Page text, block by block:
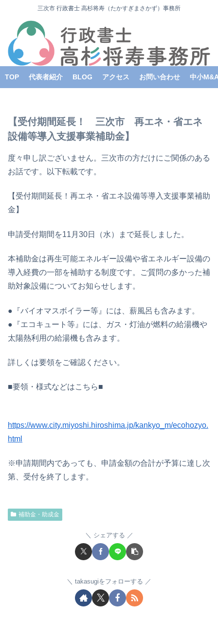
三次市 行政書士 高杉将寿（たかすぎまさかず）事務所
TOP 代表者紹介 BLOG アクセス お問い合わせ 中小
【受付期間延長！ 三次市 再エネ・省エネ
設備等導入支援事業補助金】
度々申し訳ございません。三次市の方だけにご関係のある
お話です。以下転載です。
【受付期間延長！再エネ・省エネ設備等導入支援事業補助
金】
申請受付期間を11月30日（水）まで延長しました。
本補助金は再生可能エネルギー設備や省エネルギー設備の
導入経費の一部を補助する制度です。ご質問の多かった補
助対象設備についてお知らせします。
●『バイオマスボイラー等』には、薪風呂も含みます。
●『エコキュート等』には、ガス・灯油が燃料の給湯機や
太陽熱利用の給湯機も含みます。
詳しくは要領をご確認ください。
■要領・様式などはこちら■
https://www.city.miyoshi.hiroshima.jp/kankyo_m/ecohozyo.
html
※申請期間内であっても、申請金額の合計が予算に達し次
第、受付を終了します。
補助金・助成金
シェアする
takasugiをフォローする